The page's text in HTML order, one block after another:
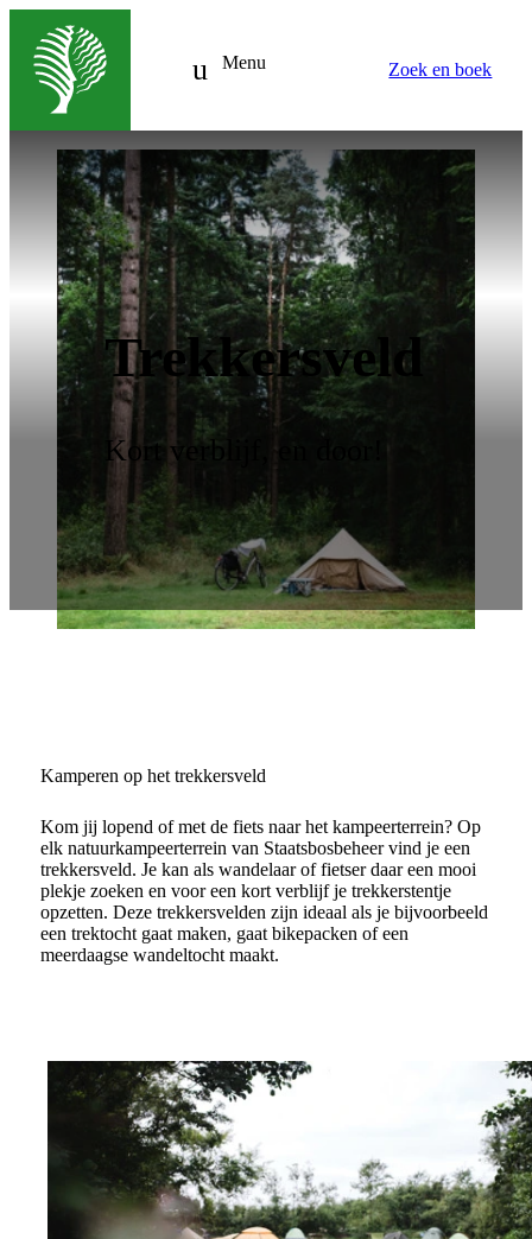
Menu Zoek en boek
Trekkersveld
Kort verblijf, en door!
Kamperen op het trekkersveld
Kom jij lopend of met de fiets naar het kampeerterrein? Op
elk natuurkampeerterrein van Staatsbosbeheer vind je een
trekkersveld. Je kan als wandelaar of fietser daar een mooi
plekje zoeken en voor een kort verblijf je trekkerstentje
opzetten. Deze trekkersvelden zijn ideaal als je bijvoorbeeld
een trektocht gaat maken, gaat bikepacken of een
meerdaagse wandeltocht maakt.